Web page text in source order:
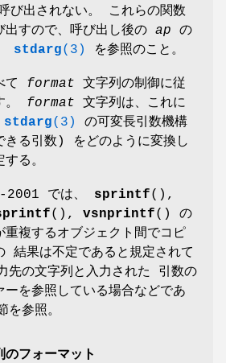
び出されない。 これらの関数
出すので、呼び出し後の ap の
stdarg(3) を参照のこと。
て format 文字列の制御に従
。 format 文字列は、これに
stdarg(3)
の可変長引数機構
きる引数) をどのように変換し
る。
2001 では、 sprintf(),
(), vsnprintf() の
重複するオブジェクト間でコピ
結果は不定であると規定されて
先の文字列と入力された 引数の
ーを参照している場合などであ
参照。
のフォーマット